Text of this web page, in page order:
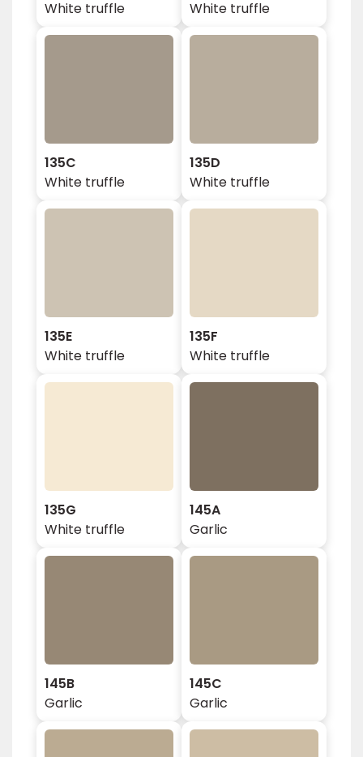
White truffle White truffle
135C
White truffle
135D
White truffle
135E
White truffle
135F
White truffle
135G
White truffle
145A
Garlic
145B
Garlic
145C
Garlic